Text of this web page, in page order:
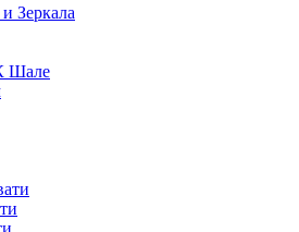
Зеркала
Шале